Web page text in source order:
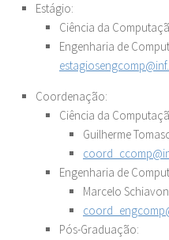
Estágio:
Ciência da
Engenharia de
Coordenação:
Ciência da
Guilherme
Engenharia de
Marcelo
Pós-Graduação: